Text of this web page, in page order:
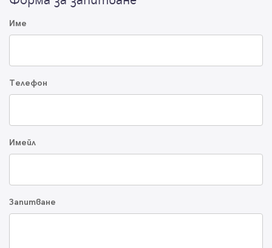
Име
Телефон
Имейл
Запитване